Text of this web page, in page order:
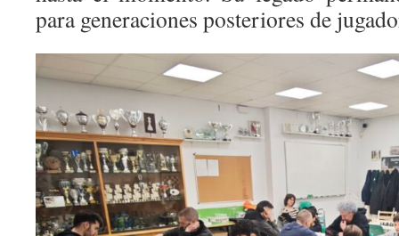
para generaciones posteriores de